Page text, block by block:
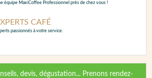
équipe MaxiCoffee Professionnel près de chez vous !
CAFÉ
passionnés à votre service.
devis, dégustation... Prenons rendez-